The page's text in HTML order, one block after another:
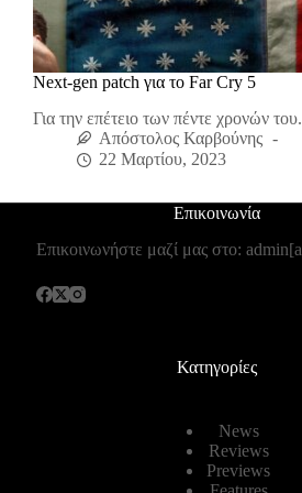
Next-gen patch για το Far Cry 5
Για την επέτειο των πέντε χρονών του.
Απόστολος Καρβούνης
22 Μαρτίου, 2023
Επικοινωνία
Επικοινωνήστε μαζί μας στο:
Κατηγορίες
News
Reviews
Previews